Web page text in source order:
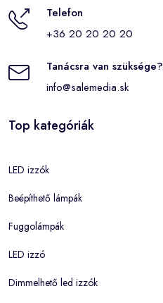
Telefon
+36 20 20 20 20
Tanácsra van szüksége?
info@salemedia.sk
Top kategóriák
LED izzók
Beépíthető lámpák
Fuggolámpák
LED izzó
Dimmelhető led izzók